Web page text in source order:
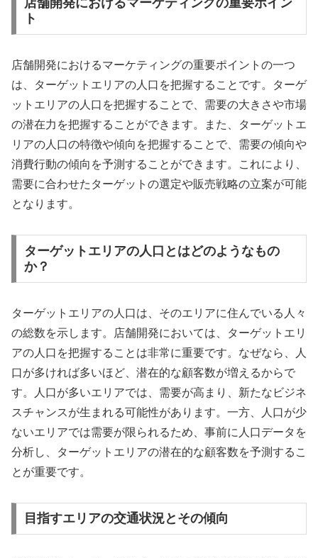
店舗開発におけるマーケティングの重要ポイン
ト
店舗開発におけるマーケティングの重要ポイントの一つ
は、ターゲットエリアの人口を把握することです。ターゲ
ットエリアの人口を把握することで、需要の大きさや市場
の潜在力を把握することができます。また、ターゲットエ
リアの人口の特徴や傾向を把握することで、需要の傾向や
消費行動の傾向を予測することができます。これにより、
需要に合わせたターゲットの選定や販売戦略の立案が可能
となります。
ターゲットエリアの人口とはどのようなもの
か？
ターゲットエリアの人口は、そのエリアに住んでいる人々
の総数を示します。店舗開発においては、ターゲットエリ
アの人口を把握することは非常に重要です。なぜなら、人
口が多ければ多いほど、潜在的な顧客数が増えるからで
す。人口が多いエリアでは、需要が高まり、新たなビジネ
スチャンスが生まれる可能性があります。一方、人口が少
ないエリアでは需要が限られるため、事前に人口データを
分析し、ターゲットエリアの潜在的な顧客数を予測するこ
とが重要です。
目指すエリアの交通状況とその傾向